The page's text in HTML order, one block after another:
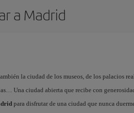
a Madrid
la ciudad de los museos, de los palacios
Una ciudad abierta que recibe con
para disfrutar de una ciudad que nunca